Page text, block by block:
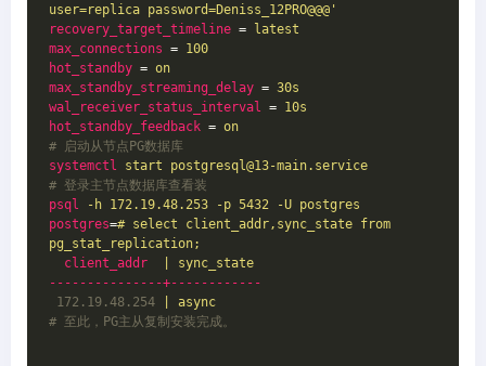
user=replica password=Deniss_12PRO@@@'
recovery_target_timeline = latest
max_connections = 100
hot_standby = on
max_standby_streaming_delay = 30s
wal_receiver_status_interval
= 10s
hot_standby_feedback = on
# 启动从节点PG数据库
systemctl
start postgresql@13-main.service
# 登录主节点数据库查看装
psql
-h 172.19.48.253 -p 5432 -U postgres
postgres=# select client_addr,sync_state from
pg_stat_replication;
client_addr
| sync_state
---------------+------------
172.19.48.254
| async
# 至此，PG主从复制安装完成。